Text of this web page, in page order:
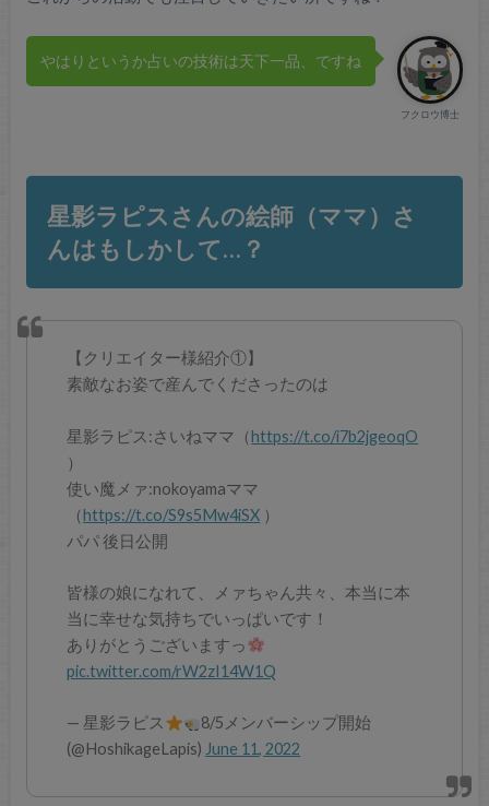
フクロウ博士
やはりというか占いの技術は天下一品、ですね
星影ラピスさんの絵師（ママ）さ
んはもしかして…？
【クリエイター様紹介①】
素敵なお姿で産んでくださったのは
星影ラピス:さいねママ（https://t.co/i7b2jgeoqO
）
使い魔メァ:nokoyamaママ
（https://t.co/S9s5Mw4iSX ）
パパ 後日公開
皆様の娘になれて、メァちゃん共々、本当に本
当に幸せな気持ちでいっぱいです！
ありがとうございますっ
pic.twitter.com/rW2zI14W1Q
— 星影ラピス
8/5メンバーシップ開始
(@HoshikageLapis) June 11, 2022